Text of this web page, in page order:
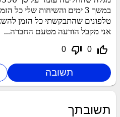
במשך 3 ימים והשיחות שלי
טלפונים שהתבקשתי כל הזמן
אני מקבל הודעה מטעם החברה...
thumb_up_off_alt
0
thumb_down_off_alt
0
תשובתך